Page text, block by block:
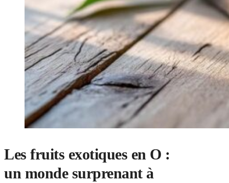
Les fruits exotiques en O :
un monde surprenant à